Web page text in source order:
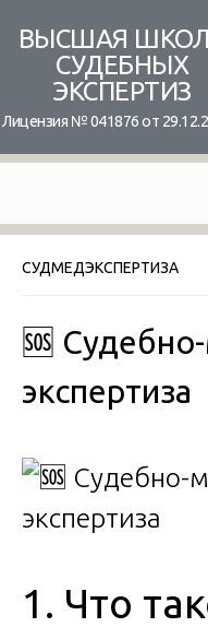
content
ВЫСШАЯ
СУДЕБНЫХ
ЭКСПЕРТИЗ
Лицензия № 041876 от
СУДМЕДЭКСПЕРТИЗА
🆘
экспертиза
1. Что